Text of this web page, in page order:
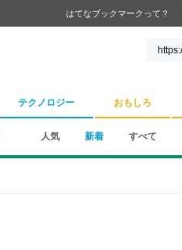
はてなブックマークって？
テクノロジー おもしろ
人気 新着 すべて